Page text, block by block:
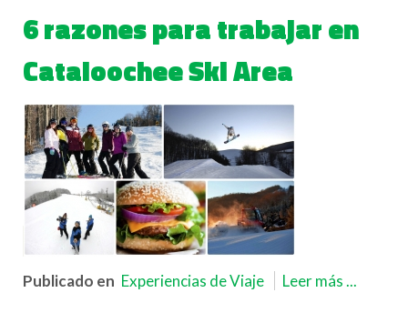
6 razones para trabajar en
Cataloochee Ski Area
Publicado en Experiencias de Viaje Leer más ...